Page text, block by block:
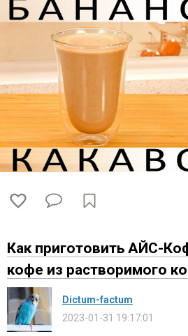
Как приготовить АЙС-
кофе из растворимого
Dictum-factum
2023-01-31 19:17:01